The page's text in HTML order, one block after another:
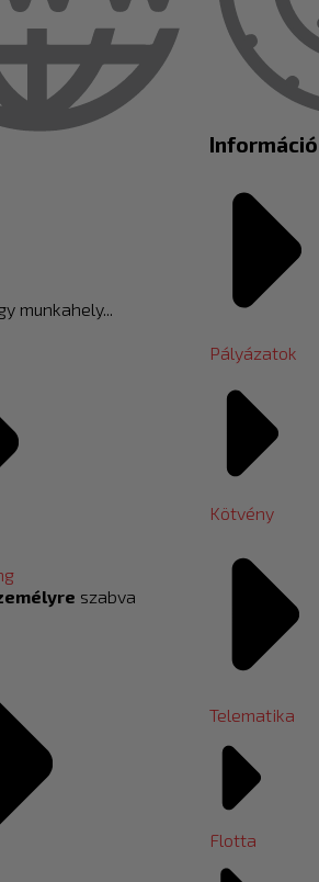
munkahely...
szabva
Információ
Pályázatok
Kötvény
Telematika
Flotta